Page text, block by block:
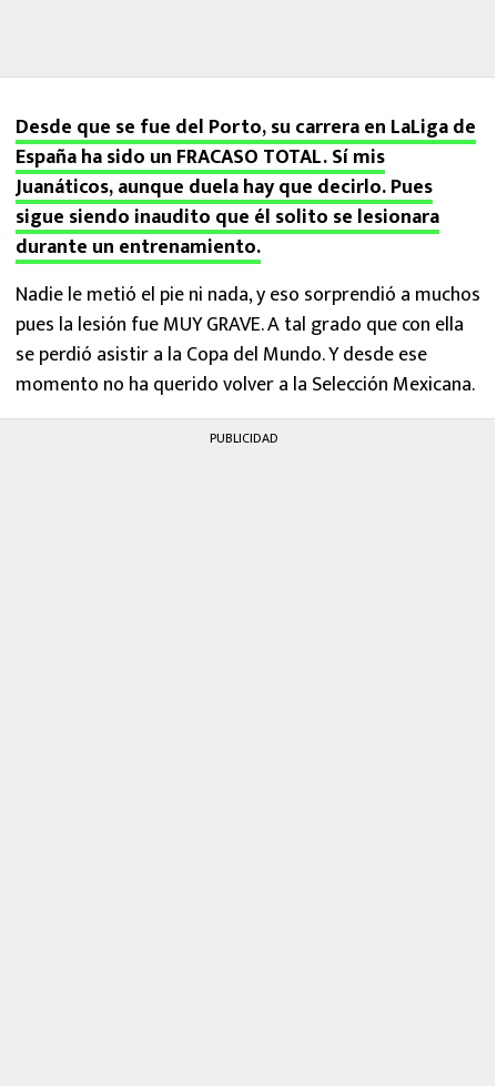
Desde que se fue del Porto, su carrera en LaLiga de
España ha sido un FRACASO TOTAL. Sí mis
Juanáticos, aunque duela hay que decirlo. Pues
sigue siendo inaudito que él solito se lesionara
durante un entrenamiento.
Nadie le metió el pie ni nada, y eso sorprendió a muchos
pues la lesión fue MUY GRAVE. A tal grado que con ella
se perdió asistir a la Copa del Mundo. Y desde ese
momento no ha querido volver a la Selección Mexicana.
PUBLICIDAD